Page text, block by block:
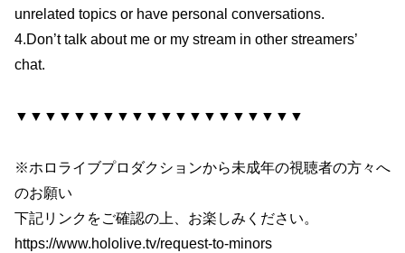
unrelated topics or have personal conversations.
4.Don’t talk about me or my stream in other streamers’
chat.
▼▼▼▼▼▼▼▼▼▼▼▼▼▼▼▼▼▼▼▼
※ホロライブプロダクションから未成年の視聴者の方々へ
のお願い
下記リンクをご確認の上、お楽しみください。
https://www.hololive.tv/request-to-minors